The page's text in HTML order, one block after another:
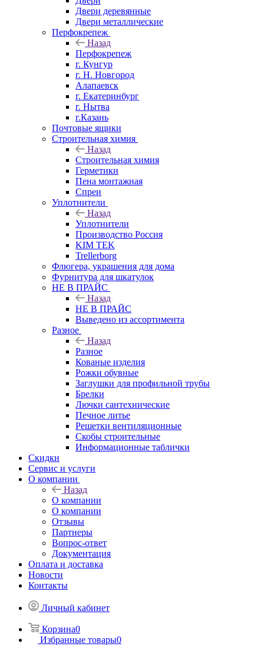
Двери деревянные
Двери металлические
Перфокрепеж
Назад
Перфокрепеж
г. Кунгур
г. Н. Новгород
Алапаевск
г. Екатеринбург
г. Нытва
г.Казань
Почтовые ящики
Строительная химия
Назад
Строительная химия
Герметики
Пена монтажная
Спреи
Уплотнители
Назад
Уплотнители
Производство Россия
KIM TEK
Trellerborg
Флюгера, украшения для дома
Фурнитура для шкатулок
НЕ В ПРАЙС
Назад
НЕ В ПРАЙС
Выведено из ассортимента
Разное
Назад
Разное
Кованые изделия
Рожки обувные
Заглушки для профильной трубы
Брелки
Лючки сантехнические
Печное литье
Решетки вентиляционные
Скобы строительные
Информационные таблички
Скидки
Сервис и услуги
О компании
Назад
О компании
О компании
Отзывы
Партнеры
Вопрос-ответ
Документация
Оплата и доставка
Новости
Контакты
Личный кабинет
Корзина0
Избранные товары0